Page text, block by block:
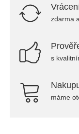
zdarma
s
máme